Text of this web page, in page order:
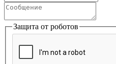
Защита от роботов